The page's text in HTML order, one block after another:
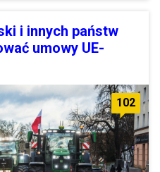
i innych państw
umowy UE-
102